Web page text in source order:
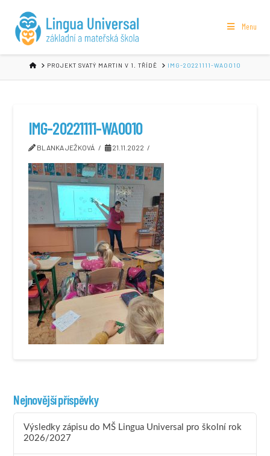
Menu
HOMEPROJEKT SVATÝ MARTIN V 1. TŘÍDĚ IMG-20221111-WA0010
IMG-20221111-WA0010
BLANKA JEŽKOVÁ 21.11.2022
Nejnovější příspěvky
Výsledky zápisu do MŠ Lingua Universal pro školní rok
2026/2027